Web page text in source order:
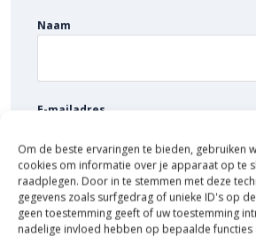
Om de beste ervaringen te bieden, gebruiken
cookies om informatie over je apparaat op te
raadplegen. Door in te stemmen met deze
gegevens zoals surfgedrag of unieke ID's op
geen toestemming geeft of uw toestemming
nadelige invloed hebben op bepaalde functies
Naam
E-mailadres